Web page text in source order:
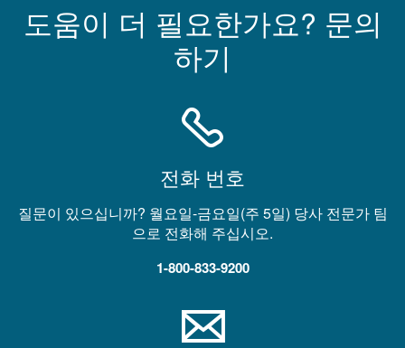
도움이 더 필요한가요? 문의
하기
전화 번호
질문이 있으십니까? 월요일-금요일(주 5일) 당사 전문가 팀
으로 전화해 주십시오.
1-800-833-9200